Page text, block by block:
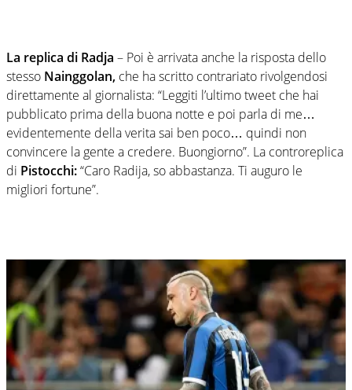
La replica di Radja – Poi è arrivata anche la risposta dello
stesso Nainggolan, che ha scritto contrariato rivolgendosi
direttamente al giornalista: “Leggiti l’ultimo tweet che hai
pubblicato prima della buona notte e poi parla di me…
evidentemente della verita sai ben poco… quindi non
convincere la gente a credere. Buongiorno”. La controreplica
di Pistocchi:“Caro Radija, so abbastanza. Ti auguro le
migliori fortune”.